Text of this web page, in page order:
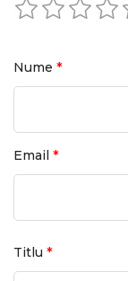
Nume *
Email *
Titlu *